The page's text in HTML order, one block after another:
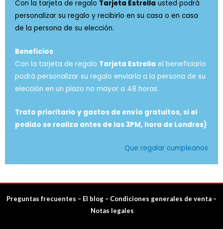
Con la tarjeta de regalo Tarjeta Estrella usted podrá
personalizar su regalo y recibirlo en su casa o en casa
de la persona de su elección.
Beneficios
Con la tarjeta de regalo Tarjeta Estrella el beneficiario
podrá personalizar su regalo enviarla a la persona de su
elección en un plazo no mayor a 48 horas.
Trato prioritario y gastos de envío gratuitos, si el
pedido se realiza antes de las 3PM, hora de Londres)
Que regalar cumpleanos
Preguntas frecuentes – El blog – Condiciones generales de venta –
Notas legales